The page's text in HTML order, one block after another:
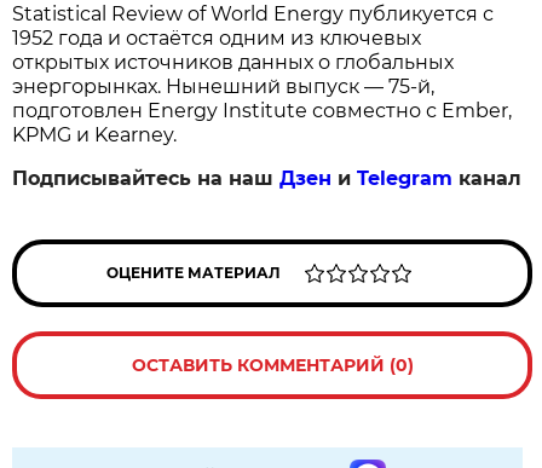
Statistical Review of World Energy публикуется с
1952 года и остаётся одним из ключевых
открытых источников данных о глобальных
энергорынках. Нынешний выпуск — 75-й,
подготовлен Energy Institute совместно с Ember,
KPMG и Kearney.
Подписывайтесь на нашДзен иTelegram канал
ОЦЕНИТЕ МАТЕРИАЛ
ОСТАВИТЬ КОММЕНТАРИЙ (0)